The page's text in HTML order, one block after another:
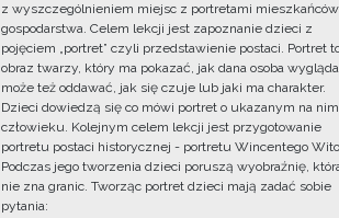
z wyszczególnieniem miejsc z portretami mieszkańców
gospodarstwa. Celem lekcji jest zapoznanie dzieci z
pojęciem „portret” czyli przedstawienie postaci. Portret
obraz twarzy, który ma pokazać, jak dana osoba
może też oddawać, jak się czuje lub jaki ma charakter.
Dzieci dowiedzą się co mówi portret o ukazanym na nim
człowieku. Kolejnym celem lekcji jest przygotowanie
portretu postaci historycznej - portretu Wincentego
Podczas jego tworzenia dzieci poruszą wyobraźnię,
nie zna granic. Tworząc portret dzieci mają zadać sobie
pytania: